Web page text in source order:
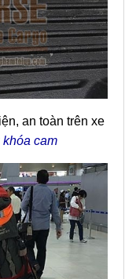
an toàn trên xe
cam